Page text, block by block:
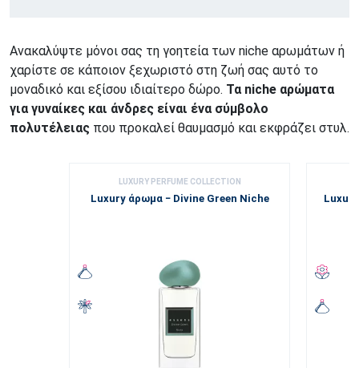
Ανακαλύψτε μόνοι σας τη γοητεία των niche αρωμάτων ή
χαρίστε σε κάποιον ξεχωριστό στη ζωή σας αυτό το
μοναδικό και εξίσου ιδιαίτερο δώρο. Τα niche αρώματα
για γυναίκες και άνδρες είναι ένα σύμβολο
πολυτέλειας που προκαλεί θαυμασμό και εκφράζει στυλ.
LUXURY PERFUME COLLECTION
Luxury άρωμα − Divine Green Niche